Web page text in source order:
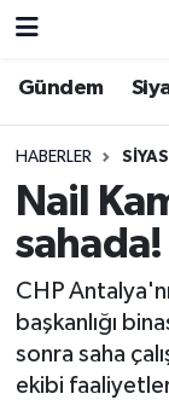
Gündem
HABERLER
Nail
sahada!
CHP
başkanlığı
sonra saha
ekibi
Gündem
Siyaset
Yerel
Spor
Yaşam
Nöbetçi
Hava
Trafik
Süper Lig
Tüm
Son